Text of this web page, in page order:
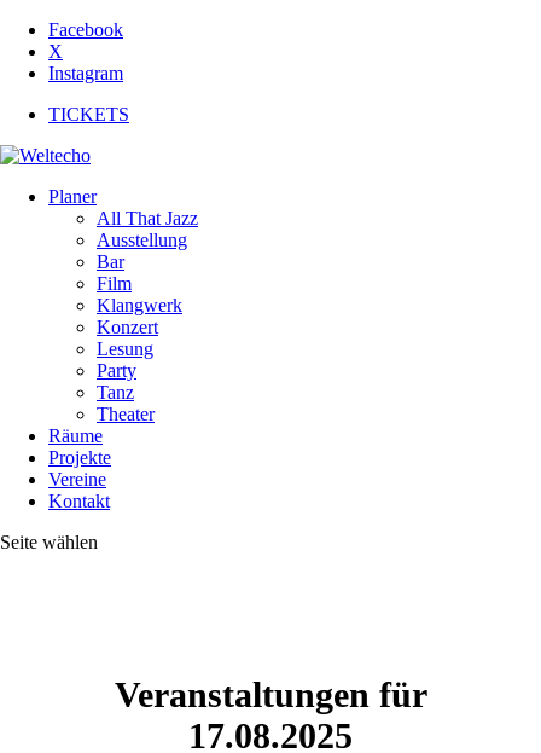
Facebook
X
Instagram
TICKETS
Planer
All That Jazz
Ausstellung
Bar
Film
Klangwerk
Konzert
Lesung
Party
Tanz
Theater
Räume
Projekte
Vereine
Kontakt
Seite wählen
Veranstaltungen für
17.08.2025